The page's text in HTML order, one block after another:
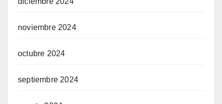
noviembre 2024
octubre 2024
septiembre 2024